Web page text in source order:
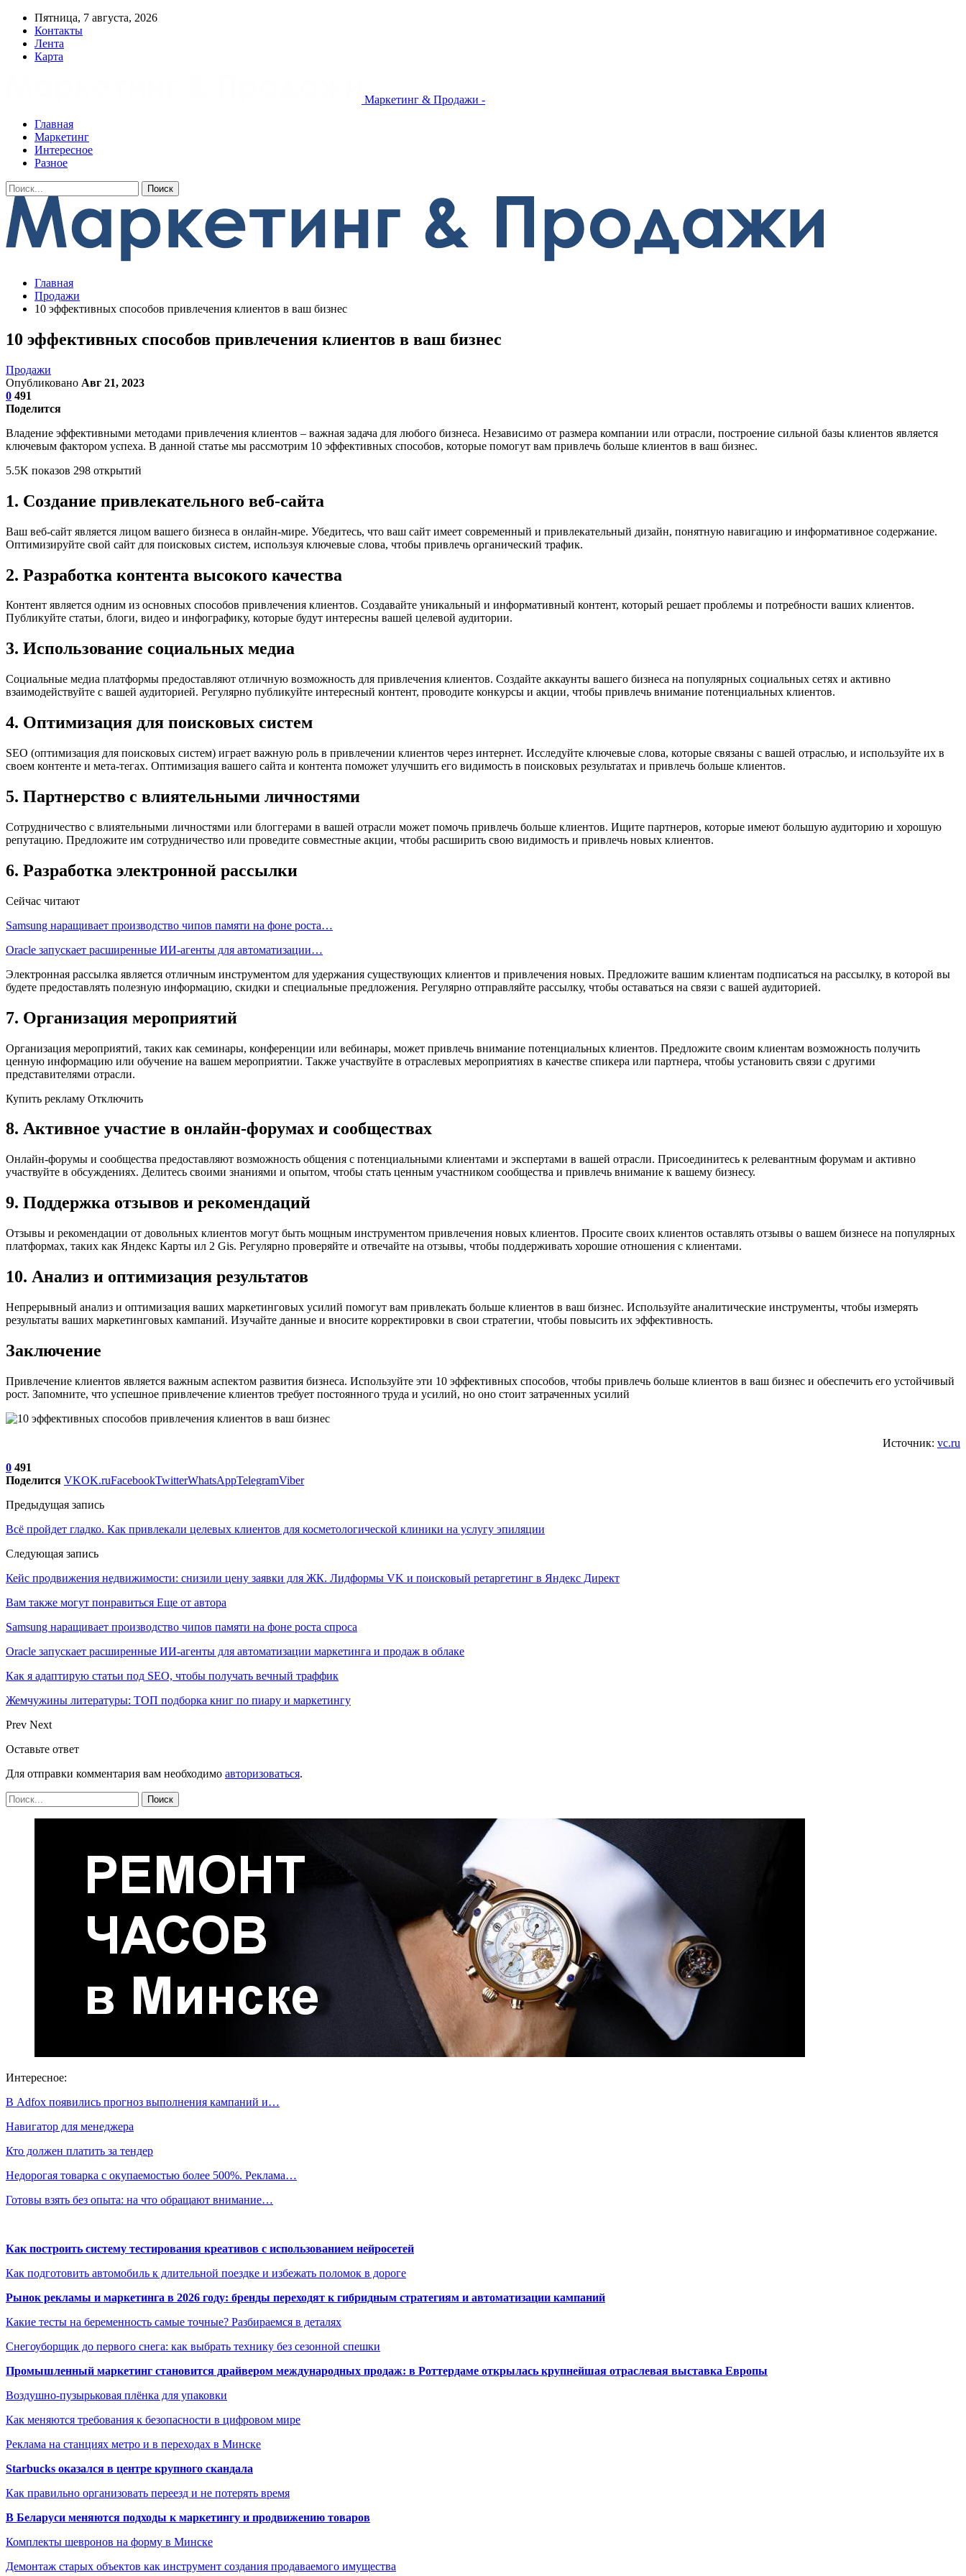
Пятница, 7 августа, 2026
Контакты
Лента
Карта
Маркетинг & Продажи -
Главная
Маркетинг
Интересное
Разное
Главная
Продажи
10 эффективных способов привлечения клиентов в ваш бизнес
10 эффективных способов привлечения клиентов в ваш бизнес
Продажи
Опубликовано Авг 21, 2023
0 491
Поделится
Владение эффективными методами привлечения клиентов – важная задача для любого бизнеса. Независимо от размера компании или отрасли, построение сильной базы клиентов является
ключевым фактором успеха. В данной статье мы рассмотрим 10 эффективных способов, которые помогут вам привлечь больше клиентов в ваш бизнес.
5.5K показов 298 открытий
1. Создание привлекательного веб-сайта
Ваш веб-сайт является лицом вашего бизнеса в онлайн-мире. Убедитесь, что ваш сайт имеет современный и привлекательный дизайн, понятную навигацию и информативное содержание.
Оптимизируйте свой сайт для поисковых систем, используя ключевые слова, чтобы привлечь органический трафик.
2. Разработка контента высокого качества
Контент является одним из основных способов привлечения клиентов. Создавайте уникальный и информативный контент, который решает проблемы и потребности ваших клиентов.
Публикуйте статьи, блоги, видео и инфографику, которые будут интересны вашей целевой аудитории.
3. Использование социальных медиа
Социальные медиа платформы предоставляют отличную возможность для привлечения клиентов. Создайте аккаунты вашего бизнеса на популярных социальных сетях и активно
взаимодействуйте с вашей аудиторией. Регулярно публикуйте интересный контент, проводите конкурсы и акции, чтобы привлечь внимание потенциальных клиентов.
4. Оптимизация для поисковых систем
SEO (оптимизация для поисковых систем) играет важную роль в привлечении клиентов через интернет. Исследуйте ключевые слова, которые связаны с вашей отраслью, и используйте их в
своем контенте и мета-тегах. Оптимизация вашего сайта и контента поможет улучшить его видимость в поисковых результатах и привлечь больше клиентов.
5. Партнерство с влиятельными личностями
Сотрудничество с влиятельными личностями или блоггерами в вашей отрасли может помочь привлечь больше клиентов. Ищите партнеров, которые имеют большую аудиторию и хорошую
репутацию. Предложите им сотрудничество или проведите совместные акции, чтобы расширить свою видимость и привлечь новых клиентов.
6. Разработка электронной рассылки
Сейчас читают
Samsung наращивает производство чипов памяти на фоне роста…
Oracle запускает расширенные ИИ‑агенты для автоматизации…
Электронная рассылка является отличным инструментом для удержания существующих клиентов и привлечения новых. Предложите вашим клиентам подписаться на рассылку, в которой вы
будете предоставлять полезную информацию, скидки и специальные предложения. Регулярно отправляйте рассылку, чтобы оставаться на связи с вашей аудиторией.
7. Организация мероприятий
Организация мероприятий, таких как семинары, конференции или вебинары, может привлечь внимание потенциальных клиентов. Предложите своим клиентам возможность получить
ценную информацию или обучение на вашем мероприятии. Также участвуйте в отраслевых мероприятиях в качестве спикера или партнера, чтобы установить связи с другими
представителями отрасли.
Купить рекламу Отключить
8. Активное участие в онлайн-форумах и сообществах
Онлайн-форумы и сообщества предоставляют возможность общения с потенциальными клиентами и экспертами в вашей отрасли. Присоединитесь к релевантным форумам и активно
участвуйте в обсуждениях. Делитесь своими знаниями и опытом, чтобы стать ценным участником сообщества и привлечь внимание к вашему бизнесу.
9. Поддержка отзывов и рекомендаций
Отзывы и рекомендации от довольных клиентов могут быть мощным инструментом привлечения новых клиентов. Просите своих клиентов оставлять отзывы о вашем бизнесе на популярных
платформах, таких как Яндекс Карты ил 2 Gis. Регулярно проверяйте и отвечайте на отзывы, чтобы поддерживать хорошие отношения с клиентами.
10. Анализ и оптимизация результатов
Непрерывный анализ и оптимизация ваших маркетинговых усилий помогут вам привлекать больше клиентов в ваш бизнес. Используйте аналитические инструменты, чтобы измерять
результаты ваших маркетинговых кампаний. Изучайте данные и вносите корректировки в свои стратегии, чтобы повысить их эффективность.
Заключение
Привлечение клиентов является важным аспектом развития бизнеса. Используйте эти 10 эффективных способов, чтобы привлечь больше клиентов в ваш бизнес и обеспечить его устойчивый
рост. Запомните, что успешное привлечение клиентов требует постоянного труда и усилий, но оно стоит затраченных усилий
Источник: vc.ru
0 491
Поделится VKOK.ruFacebookTwitterWhatsAppTelegramViber
Предыдущая запись
Всё пройдет гладко. Как привлекали целевых клиентов для косметологической клиники на услугу эпиляции
Следующая запись
Кейс продвижения недвижимости: снизили цену заявки для ЖК. Лидформы VK и поисковый ретаргетинг в Яндекс Директ
Вам также могут понравиться Еще от автора
Samsung наращивает производство чипов памяти на фоне роста спроса
Oracle запускает расширенные ИИ‑агенты для автоматизации маркетинга и продаж в облаке
Как я адаптирую статьи под SEO, чтобы получать вечный траффик
Жемчужины литературы: ТОП подборка книг по пиару и маркетингу
Prev Next
Оставьте ответ
Для отправки комментария вам необходимо авторизоваться.
Интересное:
В Adfox появились прогноз выполнения кампаний и…
Навигатор для менеджера
Кто должен платить за тендер
Недорогая товарка с окупаемостью более 500%. Реклама…
Готовы взять без опыта: на что обращают внимание…
Как построить систему тестирования креативов с использованием нейросетей
Как подготовить автомобиль к длительной поездке и избежать поломок в дороге
Рынок рекламы и маркетинга в 2026 году: бренды переходят к гибридным стратегиям и автоматизации кампаний
Какие тесты на беременность самые точные? Разбираемся в деталях
Снегоуборщик до первого снега: как выбрать технику без сезонной спешки
Промышленный маркетинг становится драйвером международных продаж: в Роттердаме открылась крупнейшая отраслевая выставка Европы
Воздушно-пузырьковая плёнка для упаковки
Как меняются требования к безопасности в цифровом мире
Реклама на станциях метро и в переходах в Минске
Starbucks оказался в центре крупного скандала
Как правильно организовать переезд и не потерять время
В Беларуси меняются подходы к маркетингу и продвижению товаров
Комплекты шевронов на форму в Минске
Демонтаж старых объектов как инструмент создания продаваемого имущества